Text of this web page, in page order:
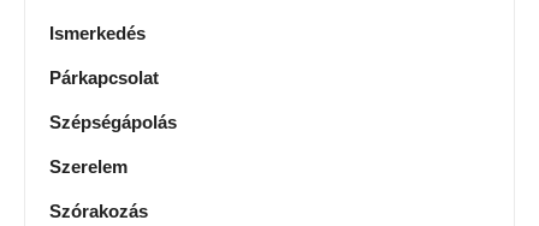
Ismerkedés
Párkapcsolat
Szépségápolás
Szerelem
Szórakozás